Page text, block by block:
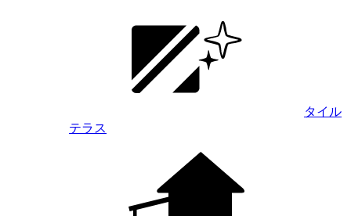
タイル
テラス